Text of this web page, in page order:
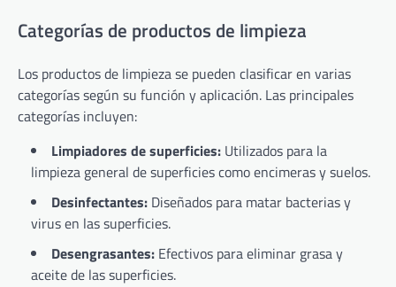
Categorías de productos de limpieza
Los productos de limpieza se pueden clasificar en varias
categorías según su función y aplicación. Las principales
categorías incluyen:
Limpiadores de superficies: Utilizados para la
limpieza general de superficies como encimeras y suelos.
Desinfectantes: Diseñados para matar bacterias y
virus en las superficies.
Desengrasantes: Efectivos para eliminar grasa y
aceite de las superficies.